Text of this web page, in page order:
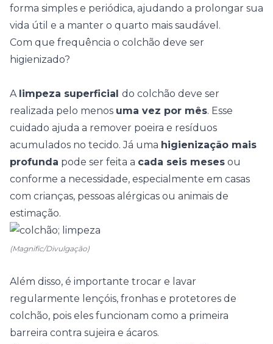
forma simples e periódica, ajudando a prolongar sua
vida útil e a manter o quarto mais saudável.
Com que frequência o colchão deve ser
higienizado?
A limpeza superficial do colchão deve ser
realizada pelo menos uma vez por mês. Esse
cuidado ajuda a remover poeira e resíduos
acumulados no tecido. Já uma higienização mais
profunda pode ser feita a cada seis meses ou
conforme a necessidade, especialmente em casas
com crianças, pessoas alérgicas ou animais de
estimação.
(Magnific/Divulgação)
Além disso, é importante trocar e lavar
regularmente lençóis, fronhas e protetores de
colchão, pois eles funcionam como a primeira
barreira contra sujeira e ácaros.